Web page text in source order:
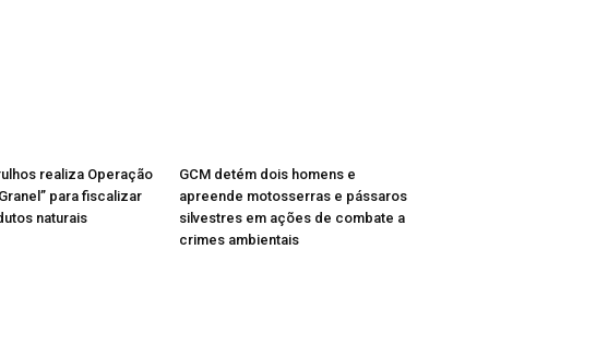
realiza Operação
para fiscalizar
naturais
GCM detém dois homens e
apreende motosserras e pássaros
silvestres em ações de combate a
crimes ambientais